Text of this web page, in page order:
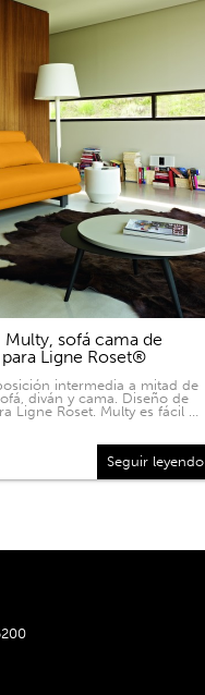
sofá cama de
Ligne Roset®
intermedia a mitad de
diván y cama. Diseño de
Ligne Roset. Multy es fácil …
Seguir leyendo